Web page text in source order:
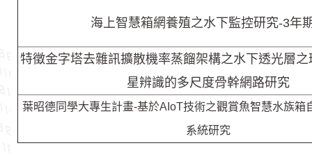
海上智慧箱網養殖之水下監控研究-3年
特徵金字塔去雜訊擴散機率蒸餾架構之水下透光層
星辨識的多尺度骨幹網路研究
葉昭德同學大專生計畫-基於AIoT技術之觀賞魚智慧水族箱
系統研究